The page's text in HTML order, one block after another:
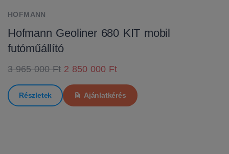
HOFMANN
Hofmann Geoliner 680 KIT mobil
futóműállító
3 965 000 Ft 2 850 000 Ft
Részletek Ajánlatkérés